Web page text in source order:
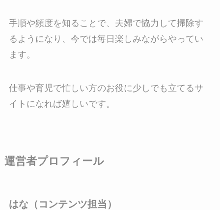
手順や頻度を知ることで、夫婦で協力して掃除す
るようになり、今では毎日楽しみながらやってい
ます。
仕事や育児で忙しい方のお役に少しでも立てるサ
イトになれば嬉しいです。
運営者プロフィール
はな（コンテンツ担当）